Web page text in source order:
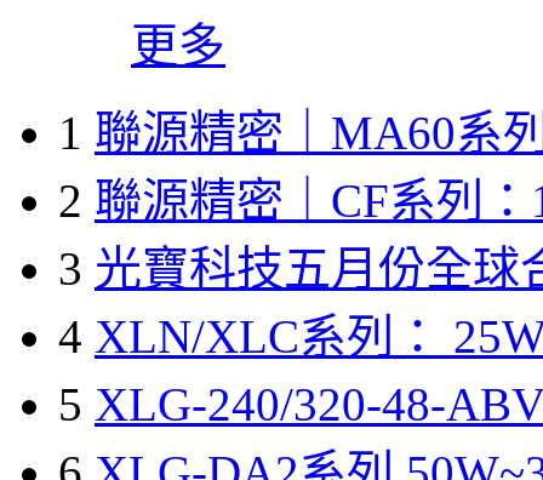
更多
1 聯源精密｜MA60系
2 聯源精密｜CF系列：
3 光寶科技五月份全球
4 XLN/XLC系列：
5 XLG-240/320-48-